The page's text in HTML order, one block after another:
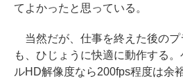
てよかったと思っている。
当然だが、仕事を終えた後のプ
も、ひじょうに快適に動作する
ルHD解像度なら200fps程度は余